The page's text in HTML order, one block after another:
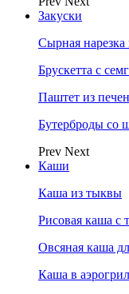
Закуски
Сырная
Брускетта с
Паштет из
Бутерброды со
Prev Next
Каши
Каша из тыквы
Рисовая каша с
Овсяная каша
Каша в